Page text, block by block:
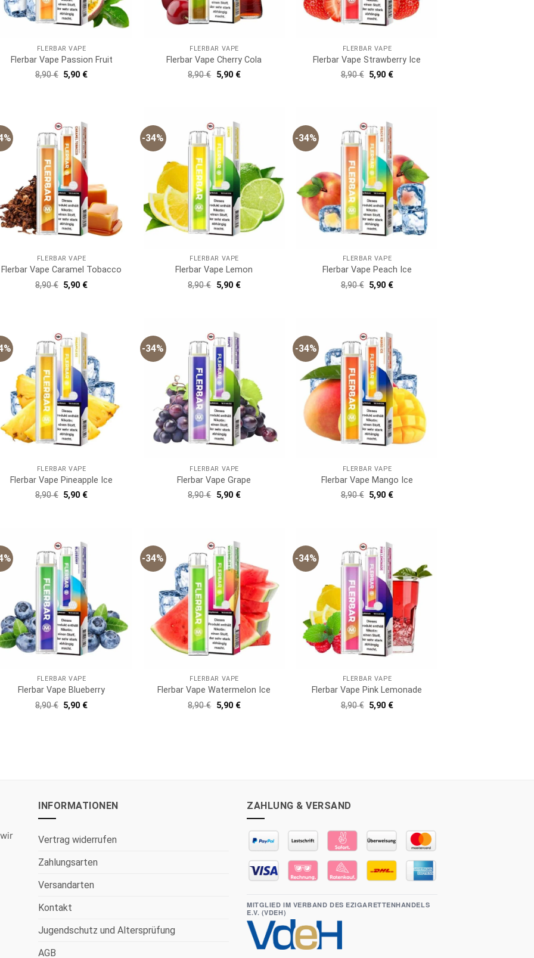
FLERBAR VAPE
Flerbar Vape Passion Fruit
8,90€ Ursprünglicher
Preis
5,90 €Aktueller
FLERBAR VAPE
Flerbar Vape Cherry Cola
8,90€ Ursprünglicher
Preis
5,90 €Aktueller
FLERBAR VAPE
Flerbar Vape Strawberry Ice
8,90€ Ursprünglicher
Preis
5,90 €Aktueller
FLERBAR VAPE
Flerbar Vape Caramel Tobacco
8,90€ Ursprünglicher
Preis
5,90 €Aktueller
-34%
FLERBAR VAPE
Flerbar Vape Lemon
8,90€ Ursprünglicher
Preis
5,90 €Aktueller
-34%
FLERBAR VAPE
Flerbar Vape Peach Ice
8,90€ Ursprünglicher
Preis
5,90 €Aktueller
FLERBAR VAPE
Flerbar Vape Pineapple Ice
8,90€ Ursprünglicher
Preis
5,90 €Aktueller
-34%
FLERBAR VAPE
Flerbar Vape Grape
8,90€ Ursprünglicher
Preis
5,90 €Aktueller
-34%
FLERBAR VAPE
Flerbar Vape Mango Ice
8,90€ Ursprünglicher
Preis
5,90 €Aktueller
FLERBAR VAPE
Flerbar Vape Blueberry
8,90€ Ursprünglicher
Preis
5,90 €Aktueller
-34%
FLERBAR VAPE
Flerbar Vape Watermelon Ice
8,90€ Ursprünglicher
Preis
5,90 €Aktueller
-34%
FLERBAR VAPE
Flerbar Vape Pink Lemonade
8,90€ Ursprünglicher
Preis
5,90 €Aktueller
INFORMATIONEN
Vertrag widerrufen
Zahlungsarten
Versandarten
Kontakt
Jugendschutz und Altersprüfung
AGB
ZAHLUNG & VERSAND
MITGLIED IM VERBAND DES EZIGARETTENHANDELS
E.V. (VDEH)